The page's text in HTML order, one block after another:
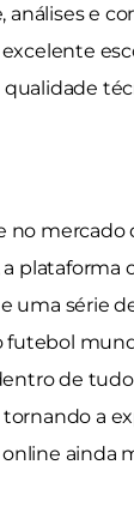
análises e
no
plataforma
uma série
futebol
de
a
ainda